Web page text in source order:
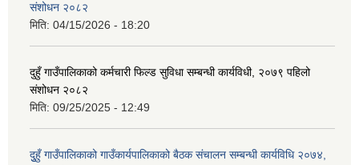
संशोधन २०८२
मिति: 04/15/2026 - 18:20
दुहुँ गाउँपालिकाको कर्मचारी फिल्ड सुविधा सम्बन्धी कार्यविधी, २०७९ पहिलो
संशोधन २०८२
मिति: 09/25/2025 - 12:49
दुुहुँ गाउँपालिकाको गाउँकार्यपालिकाको बैठक संचालन सम्बन्धी कार्यविधि २०७४,